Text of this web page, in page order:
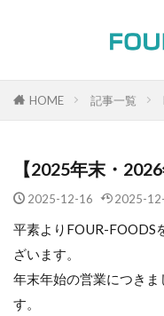
HOME 記事一覧
【2025年末・
2025-12-16 2025-
平素よりFOUR-FOODS
ざいます。
年末年始の営業につき
す。